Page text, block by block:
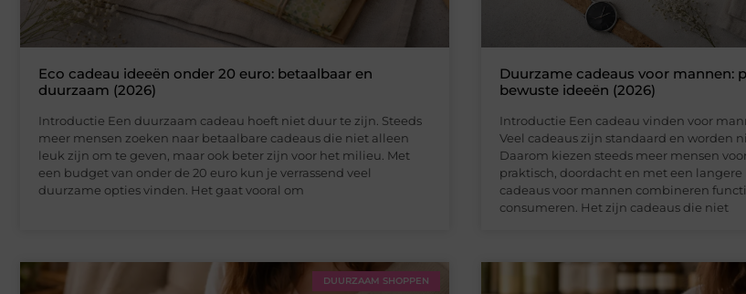
Eco cadeau ideeën onder 20 euro: betaalbaar en
duurzaam (2026)
Introductie Een duurzaam cadeau hoeft niet duur te zijn. Steeds
meer mensen zoeken naar betaalbare cadeaus die niet alleen
leuk zijn om te geven, maar ook beter zijn voor het milieu. Met
een budget van onder de 20 euro kun je verrassend veel
duurzame opties vinden. Het gaat vooral om
Duurzame cadeaus voor mannen:
bewuste ideeën (2026)
Introductie Een cadeau vinden voor
Veel cadeaus zijn standaard en worden
Daarom kiezen steeds meer mensen
praktisch, doordacht en met een
cadeaus voor mannen combineren
consumeren. Het zijn cadeaus die niet
DUURZAAM SHOPPEN